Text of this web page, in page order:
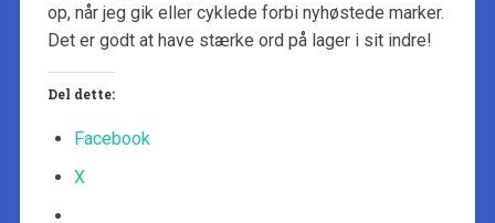
op, når jeg gik eller cyklede forbi nyhøstede marker.
Det er godt at have stærke ord på lager i sit indre!
Del dette:
Facebook
X